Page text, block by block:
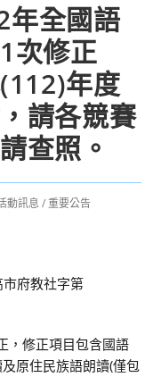
年全國語
次修正
年度
請各競賽
查照。
動訊息 / 重要公告
府教社字第
，修正項目包含國語
原住民族語朗讀(僅包